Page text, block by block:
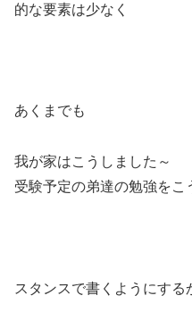
的な要素は少なく
あくまでも
我が家はこうしました～
受験予定の弟達の勉強をこ
スタンスで書くようにする